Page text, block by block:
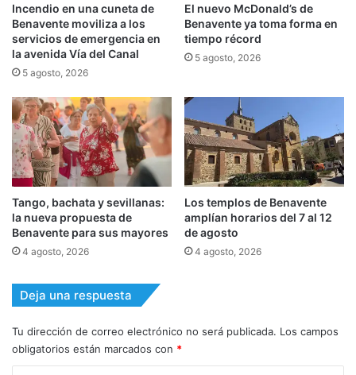
Incendio en una cuneta de
Benavente moviliza a los
servicios de emergencia en
la avenida Vía del Canal
5 agosto, 2026
El nuevo McDonald’s de
Benavente ya toma forma en
tiempo récord
5 agosto, 2026
Tango, bachata y sevillanas:
la nueva propuesta de
Benavente para sus mayores
4 agosto, 2026
Los templos de Benavente
amplían horarios del 7 al 12
de agosto
4 agosto, 2026
Deja una respuesta
Tu dirección de correo electrónico no será publicada. Los campos
obligatorios están marcados con *